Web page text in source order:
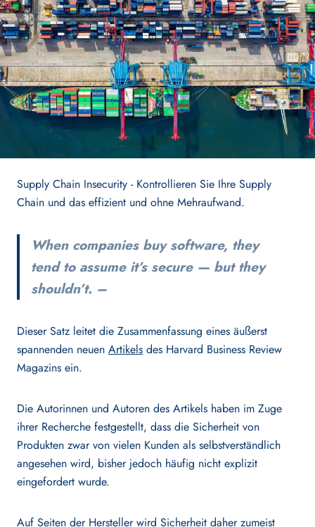
Supply Chain Insecurity - Kontrollieren Sie Ihre Supply
Chain und das effizient und ohne Mehraufwand.
When companies buy software, they
tend to assume it’s secure — but they
shouldn’t. –
Dieser Satz leitet die Zusammenfassung eines äußerst
spannenden neuen Artikels des Harvard Business Review
Magazins ein.
Die Autorinnen und Autoren des Artikels haben im Zuge
ihrer Recherche festgestellt, dass die Sicherheit von
Produkten zwar von vielen Kunden als selbstverständlich
angesehen wird, bisher jedoch häufig nicht explizit
eingefordert wurde.
Auf Seiten der Hersteller wird Sicherheit daher zumeist
Secure Architecture
Secure Engineering
Information Security
Security Testing
NIS(2)
ISO 27001
CRA
RESOURCES
Blog